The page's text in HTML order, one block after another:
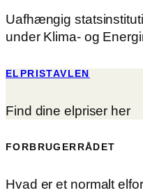
Uafhængig
under Klima- og
ELPRISTAVLEN
Find dine elpriser her
FORBRUGERRÅDET
Hvad er et normalt